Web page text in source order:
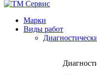
Марки
Виды работ